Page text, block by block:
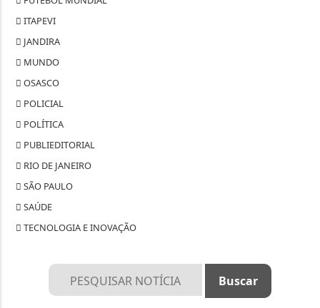
ITAPEVI
JANDIRA
MUNDO
OSASCO
POLICIAL
POLÍTICA
PUBLIEDITORIAL
RIO DE JANEIRO
SÃO PAULO
SAÚDE
TECNOLOGIA E INOVAÇÃO